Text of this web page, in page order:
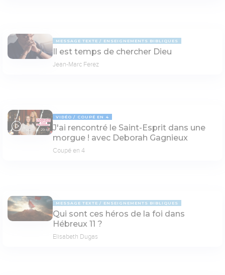
MESSAGE TEXTE ENSEIGNEMENTS BIBLIQUES
Il est temps de chercher Dieu
Jean-Marc Ferez
29:46
VIDÉO COUPÉ EN 4
J'ai rencontré le Saint-Esprit dans une
morgue ! avec Deborah Gagnieux
Coupé en 4
MESSAGE TEXTE ENSEIGNEMENTS BIBLIQUES
Qui sont ces héros de la foi dans
Hébreux 11 ?
Elisabeth Dugas